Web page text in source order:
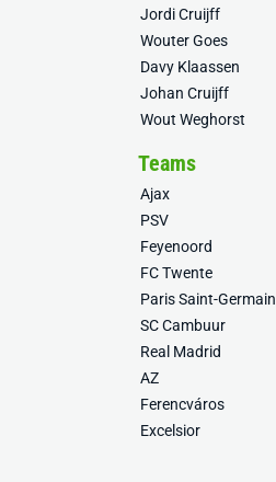
Jordi Cruijff
Wouter Goes
Davy Klaassen
Johan Cruijff
Wout Weghorst
Teams
Ajax
PSV
Feyenoord
FC Twente
Paris Saint-Germain
SC Cambuur
Real Madrid
AZ
Ferencváros
Excelsior